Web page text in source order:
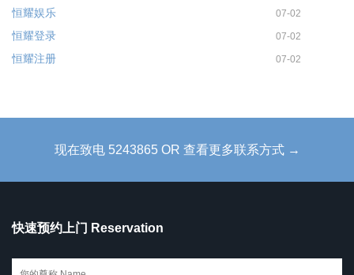
恒耀娱乐 07-02
恒耀登录 07-02
恒耀注册 07-02
现在致电 5243865 OR 查看更多联系方式 →
快速预约上门 Reservation